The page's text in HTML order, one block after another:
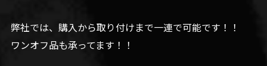
弊社では、購入から取り付けまで一連で可能です！！
ワンオフ品も承ってます！！